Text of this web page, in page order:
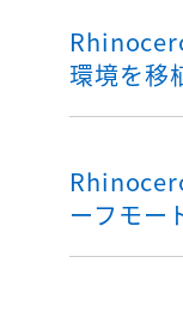
環境を移
ーフモー